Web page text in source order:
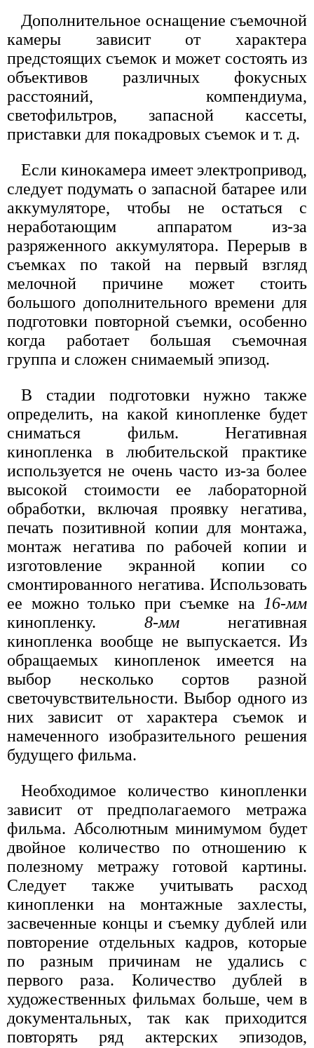
Дополнительное оснащение съемочной
камеры зависит от характера
предстоящих съемок и может состоять из
объективов различных фокусных
расстояний, компендиума,
светофильтров, запасной кассеты,
приставки для покадровых съемок и т. д.
Если кинокамера имеет электропривод,
следует подумать о запасной батарее или
аккумуляторе, чтобы не остаться с
неработающим аппаратом из-за
разряженного аккумулятора. Перерыв в
съемках по такой на первый взгляд
мелочной причине может стоить
большого дополнительного времени для
подготовки повторной съемки, особенно
когда работает большая съемочная
группа и сложен снимаемый эпизод.
В стадии подготовки нужно также
определить, на какой кинопленке будет
сниматься фильм. Негативная
кинопленка в любительской практике
используется не очень часто из-за более
высокой стоимости ее лабораторной
обработки, включая проявку негатива,
печать позитивной копии для монтажа,
монтаж негатива по рабочей копии и
изготовление экранной копии со
смонтированного негатива. Использовать
ее можно только при съемке на 16-мм
кинопленку. 8-мм негативная
кинопленка вообще не выпускается. Из
обращаемых кинопленок имеется на
выбор несколько сортов разной
светочувствительности. Выбор одного из
них зависит от характера съемок и
намеченного изобразительного решения
будущего фильма.
Необходимое количество кинопленки
зависит от предполагаемого метража
фильма. Абсолютным минимумом будет
двойное количество по отношению к
полезному метражу готовой картины.
Следует также учитывать расход
кинопленки на монтажные захлесты,
засвеченные концы и съемку дублей или
повторение отдельных кадров, которые
по разным причинам не удались с
первого раза. Количество дублей в
художественных фильмах больше, чем в
документальных, так как приходится
повторять ряд актерских эпизодов,